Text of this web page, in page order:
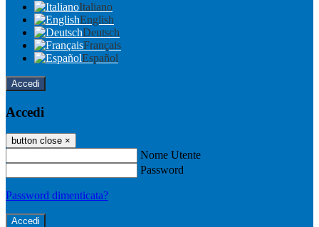
Italiano
English
Deutsch
Français
Español
Accedi
Accedi
button close ×
Nome Utente
Password
Password dimenticata?